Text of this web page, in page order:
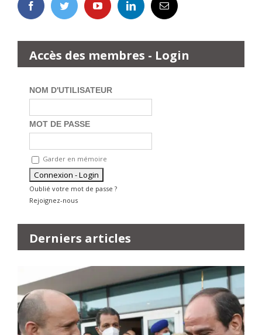
Accès des membres - Login
NOM D'UTILISATEUR
MOT DE PASSE
Garder en mémoire
Oublié votre mot de passe ?
Rejoignez-nous
Derniers articles